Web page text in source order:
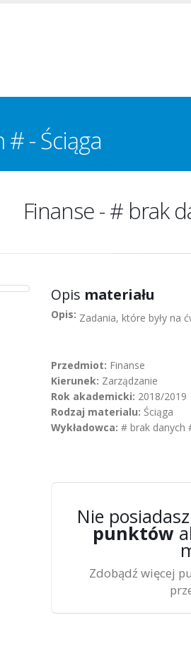
- Ściąga
Finanse - # brak
Opis materiału
Opis: Zadania, które były na
Przedmiot: Finanse
Kierunek: Zarządzanie
Rok akademicki: 2018/2019
Rodzaj materialu: Ściąga
Wykładowca: # brak danych
Nie
punktów
Zdobądź więcej